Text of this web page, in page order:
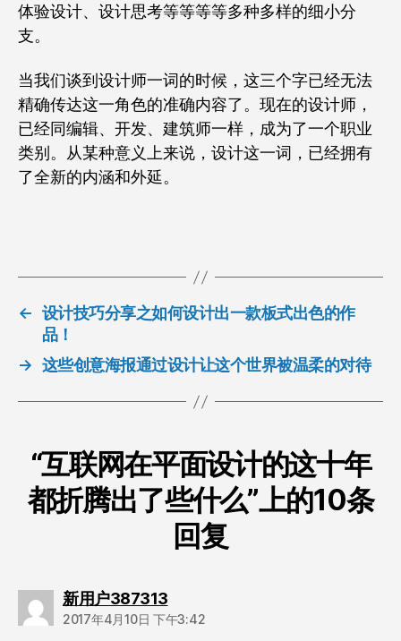
体验设计、设计思考等等等等多种多样的细小分
支。
当我们谈到设计师一词的时候，这三个字已经无法
精确传达这一角色的准确内容了。现在的设计师，
已经同编辑、开发、建筑师一样，成为了一个职业
类别。从某种意义上来说，设计这一词，已经拥有
了全新的内涵和外延。
← 设计技巧分享之如何设计出一款板式出色的作
品！
→ 这些创意海报通过设计让这个世界被温柔的对待
“互联网在平面设计的这十年
都折腾出了些什么”上的10条
回复
新用户387313说：
2017年4月10日 下午3:42